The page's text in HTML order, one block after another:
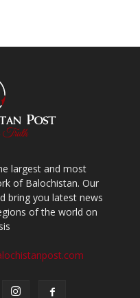
largest and most
of Balochistan. Our
bring you latest news
of the world on